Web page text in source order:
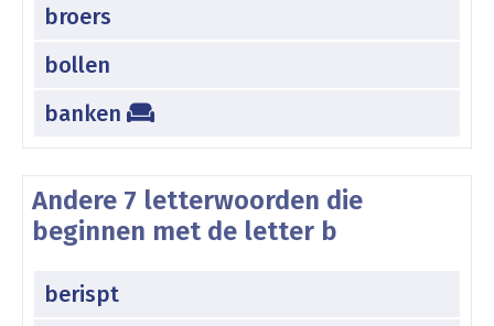
broers
bollen
banken
Andere 7 letterwoorden die
beginnen met de letter b
berispt